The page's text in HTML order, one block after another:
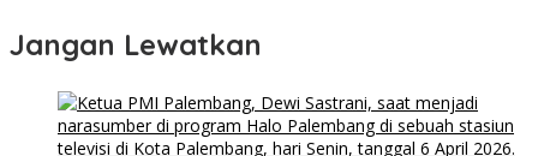
Jangan Lewatkan